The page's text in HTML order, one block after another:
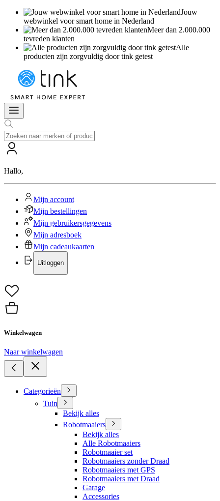
Jouw
webwinkel voor smart home in Nederland
Meer dan 2.000.000
tevreden klanten
Alle
producten zijn zorgvuldig door tink getest
Hallo,
Mijn account
Mijn bestellingen
Mijn gebruikersgegevens
Mijn adresboek
Mijn cadeaukaarten
Uitloggen
Winkelwagen
Naar winkelwagen
Categorieën
Tuin
Bekijk alles
Robotmaaiers
Bekijk alles
Alle Robotmaaiers
Robotmaaier set
Robotmaaiers zonder Draad
Robotmaaiers met GPS
Robotmaaiers met Draad
Garage
Accessories